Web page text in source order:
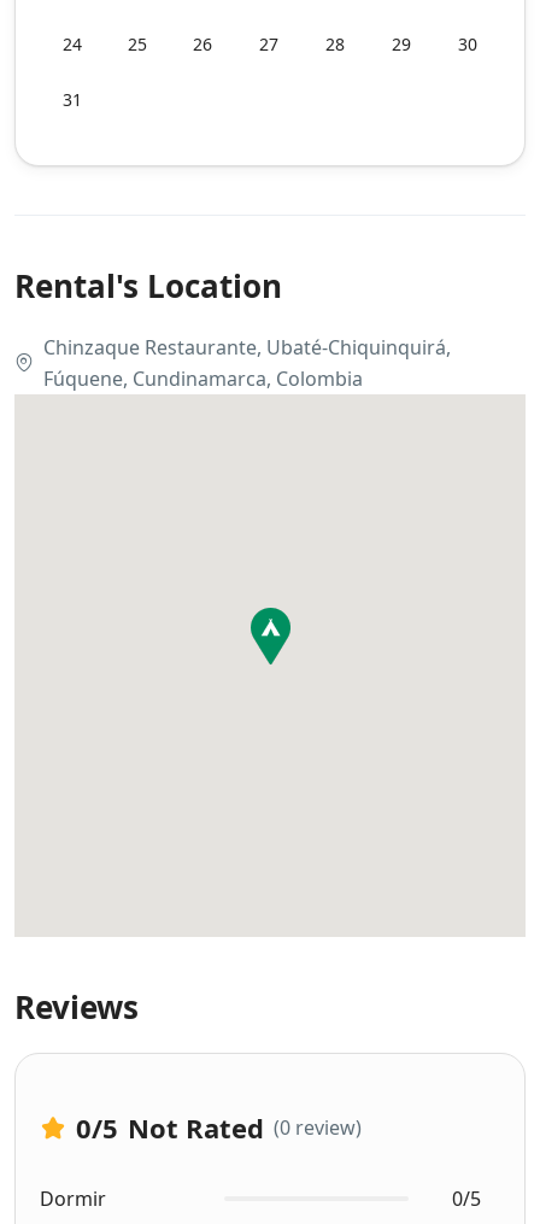
24 25 26 27 28 29 30
31
Rental's Location
Chinzaque Restaurante, Ubaté-Chiquinquirá,
Fúquene, Cundinamarca, Colombia
Reviews
0/5 Not Rated (0 review)
Dormir
0/5